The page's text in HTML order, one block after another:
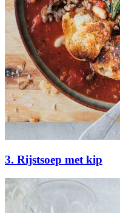
3. Rijstsoep met kip